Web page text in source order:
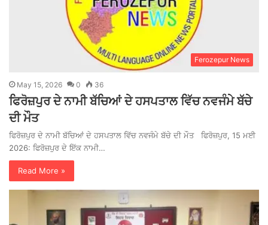
Ferozepur News
May 15, 2026 0 36
ਫਿਰੋਜ਼ਪੁਰ ਦੇ ਨਾਮੀ ਬੱਚਿਆਂ ਦੇ ਹਸਪਤਾਲ ਵਿੱਚ ਨਵਜੰਮੇ ਬੱਚੇ
ਦੀ ਮੌਤ
ਫਿਰੋਜ਼ਪੁਰ ਦੇ ਨਾਮੀ ਬੱਚਿਆਂ ਦੇ ਹਸਪਤਾਲ ਵਿੱਚ ਨਵਜੰਮੇ ਬੱਚੇ ਦੀ ਮੌਤ ਫਿਰੋਜ਼ਪੁਰ, 15 ਮਈ
2026: ਫਿਰੋਜ਼ਪੁਰ ਦੇ ਇੱਕ ਨਾਮੀ…
Read More »